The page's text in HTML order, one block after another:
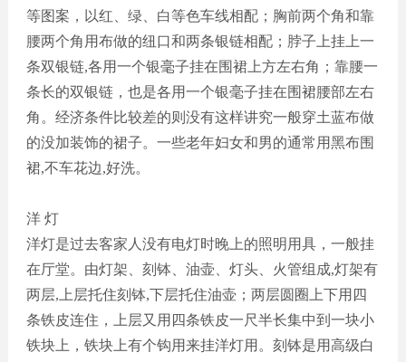
等图案，以红、绿、白等色车线相配； 胸前两个角和靠
腰两个角用布做的纽口和两条银链相配； 脖子上挂上一
条双银链,各用一个银毫子挂在围裙上方左右角 ； 靠腰一
条长的双银链，也是各用一个银毫子挂在围裙腰部左右
角。经济条件比较差的则没有这样讲究一般穿土蓝布做
的没加装饰的裙子。一些老年妇女和男的通常用黑布围
裙,不车花边,好洗。
洋灯
洋灯是过去客家人没有电灯时晚上的照明用具，一般挂
在厅堂。由灯架、刻钵、油壶、灯头、火管组成,灯架有
两层,上层托住刻钵,下层托住油壶 ； 两层圆圈上下用四
条铁皮连住，上层又用四条铁皮一尺半长集中到一块小
铁块上，铁块上有个钩用来挂洋灯用。刻钵是用高级白